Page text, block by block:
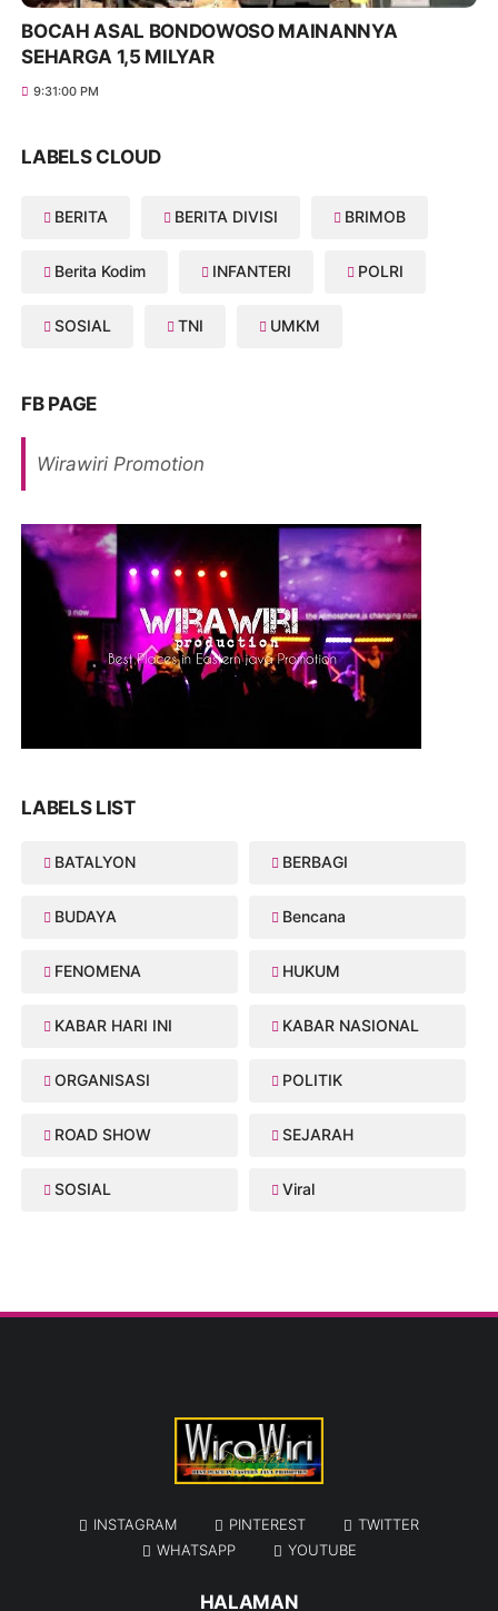
BOCAH ASAL BONDOWOSO MAINANNYA
SEHARGA 1,5 MILYAR
9:31:00 PM
LABELS CLOUD
BERITA BERITA DIVISI BRIMOB
Berita Kodim INFANTERI POLRI
SOSIAL TNI UMKM
FB PAGE
Wirawiri Promotion
LABELS LIST
BATALYON BERBAGI
BUDAYA Bencana
FENOMENA HUKUM
KABAR HARI INI KABAR NASIONAL
ORGANISASI POLITIK
ROAD SHOW SEJARAH
SOSIAL Viral
INSTAGRAM PINTEREST
TWITTER
WHATSAPP
YOUTUBE
HALAMAN